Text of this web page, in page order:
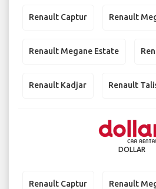
Renault Captur Renault
Renault Megane Estate
Renault Kadjar Renault
DOLLAR
Renault Captur Renault